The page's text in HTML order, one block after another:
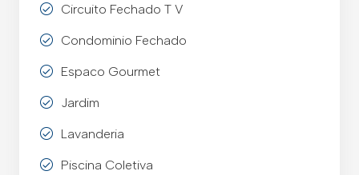
Circuito Fechado T V
Condominio Fechado
Espaco Gourmet
Jardim
Lavanderia
Piscina Coletiva